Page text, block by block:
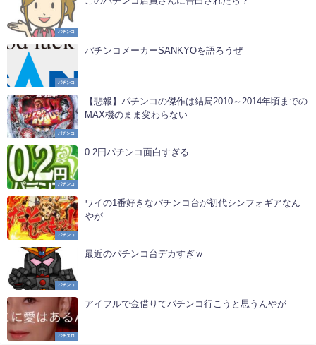
パチンコ
パチンコ
パチンコメーカーSANKYOを語ろうぜ
パチンコ
【悲報】パチンコの傑作は結局2010～2014年頃までの
MAX機のまま変わらない
パチンコ
0.2円パチンコ面白すぎる
パチンコ
ワイの1番好きなパチンコ台が初代シンフォギアなん
やが
パチンコ
最近のパチンコ台デカすぎｗ
パチスロ
アイフルで金借りてパチンコ行こうと思うんやが